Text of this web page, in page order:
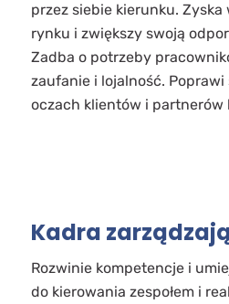
przez siebie kierunku.
rynku i zwiększy swoją
Zadba o potrzeby
zaufanie i lojalność.
oczach klientów i partnerów
Kadra
Rozwinie kompetencje i
do kierowania zespołem i